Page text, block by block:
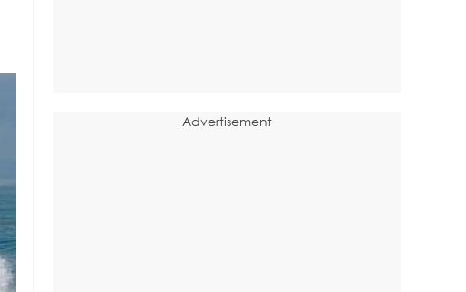
Advertisement